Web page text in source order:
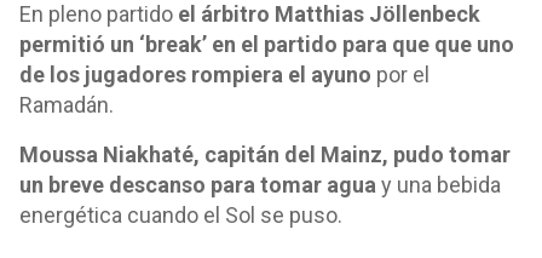
En pleno partido el árbitro Matthias Jöllenbeck
permitió un ‘break’ en el partido para que que uno
de los jugadores rompiera el ayuno por el
Ramadán.
Moussa Niakhaté, capitán del Mainz, pudo tomar
un breve descanso para tomar agua y una bebida
energética cuando el Sol se puso.